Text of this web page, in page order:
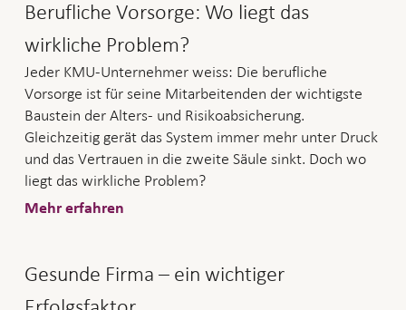
Berufliche Vorsorge: Wo liegt das
wirkliche Problem?
Jeder KMU-Unternehmer weiss: Die berufliche
Vorsorge ist für seine Mitarbeitenden der wichtigste
Baustein der Alters- und Risikoabsicherung.
Gleichzeitig gerät das System immer mehr unter Druck
und das Vertrauen in die zweite Säule sinkt. Doch wo
liegt das wirkliche Problem?
Mehr erfahren
Gesunde Firma – ein wichtiger